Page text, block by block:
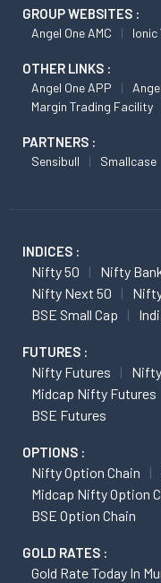
GROUP WEBSITES :
Angel One AMC Ionic
OTHER LINKS :
Angel One APP
Margin Trading Facility
PARTNERS :
Sensibull Smallcase
INDICES :
Nifty 50 Nifty
Nifty Next 50
BSE Small Cap
FUTURES :
Nifty Futures
Midcap Nifty Futures
BSE Futures
OPTIONS :
Nifty Option Chain
Midcap Nifty Option
BSE Option Chain
GOLD RATES :
Gold Rate Today In